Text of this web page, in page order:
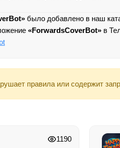
было добавлено в наш
«ForwardsCoverBot» в
правила или содержит
1190